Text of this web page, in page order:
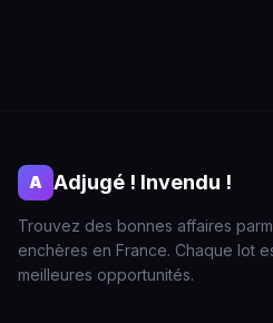
A Adjugé ! Invendu !
Trouvez des bonnes affaires
enchères en France. Chaque lot
meilleures opportunités.